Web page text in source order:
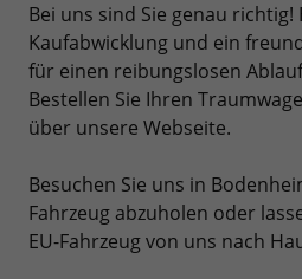
Bei uns sind Sie genau richtig!
Kaufabwicklung und ein
für einen reibungslosen
Bestellen Sie Ihren
über unsere Webseite.
Besuchen Sie uns in
Fahrzeug abzuholen oder
EU-Fahrzeug von uns nach